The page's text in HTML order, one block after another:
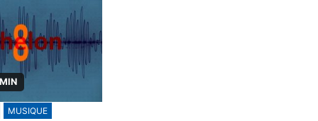
MUSIQUE